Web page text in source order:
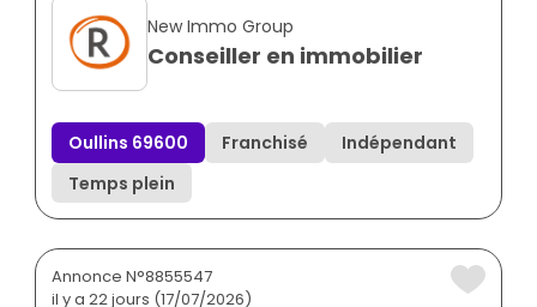
New Immo Group
Conseiller en immobilier
Oullins 69600 Franchisé
Indépendant
Temps plein
Annonce N°8855547
il y a 22 jours (17/07/2026)